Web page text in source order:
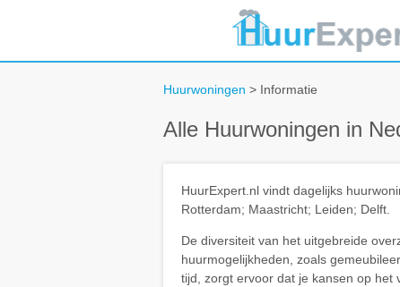
Huurwoningen > Informatie
Alle Huurwoningen in
HuurExpert.nl vindt dagelijks
Rotterdam; Maastricht; Leiden; Delft.
De diversiteit van het uitgebreide
huurmogelijkheden, zoals
tijd, zorgt ervoor dat je kansen op het